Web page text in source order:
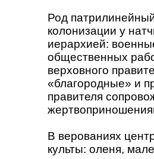
Род
колонизации у
иерархией:
общественных
верховного
«благородные» и
правителя
В верованиях
культы: оленя,